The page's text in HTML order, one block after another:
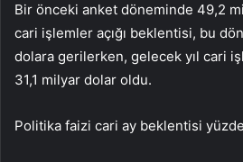
Bir önceki anket döneminde 49,2
cari işlemler açığı beklentisi, bu
dolara gerilerken, gelecek yıl cari
31,1 milyar dolar oldu.
Politika faizi cari ay beklentisi